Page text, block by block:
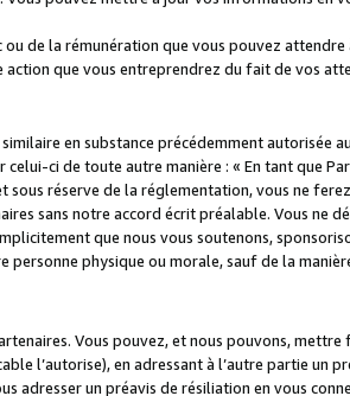
de la rémunération que vous pouvez
que vous entreprendrez du fait de vos
en substance précédemment autorisée
ci de toute autre manière : « En tant que
sous réserve de la réglementation, vous ne
sans notre accord écrit préalable. Vous ne
que nous vous soutenons,
physique ou morale, sauf de la
Vous pouvez, et nous pouvons, mettre
l’autorise), en adressant à l’autre partie un
adresser un préavis de résiliation en vous